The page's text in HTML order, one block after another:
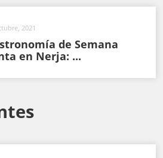
2021
de Semana
en Nerja: ...